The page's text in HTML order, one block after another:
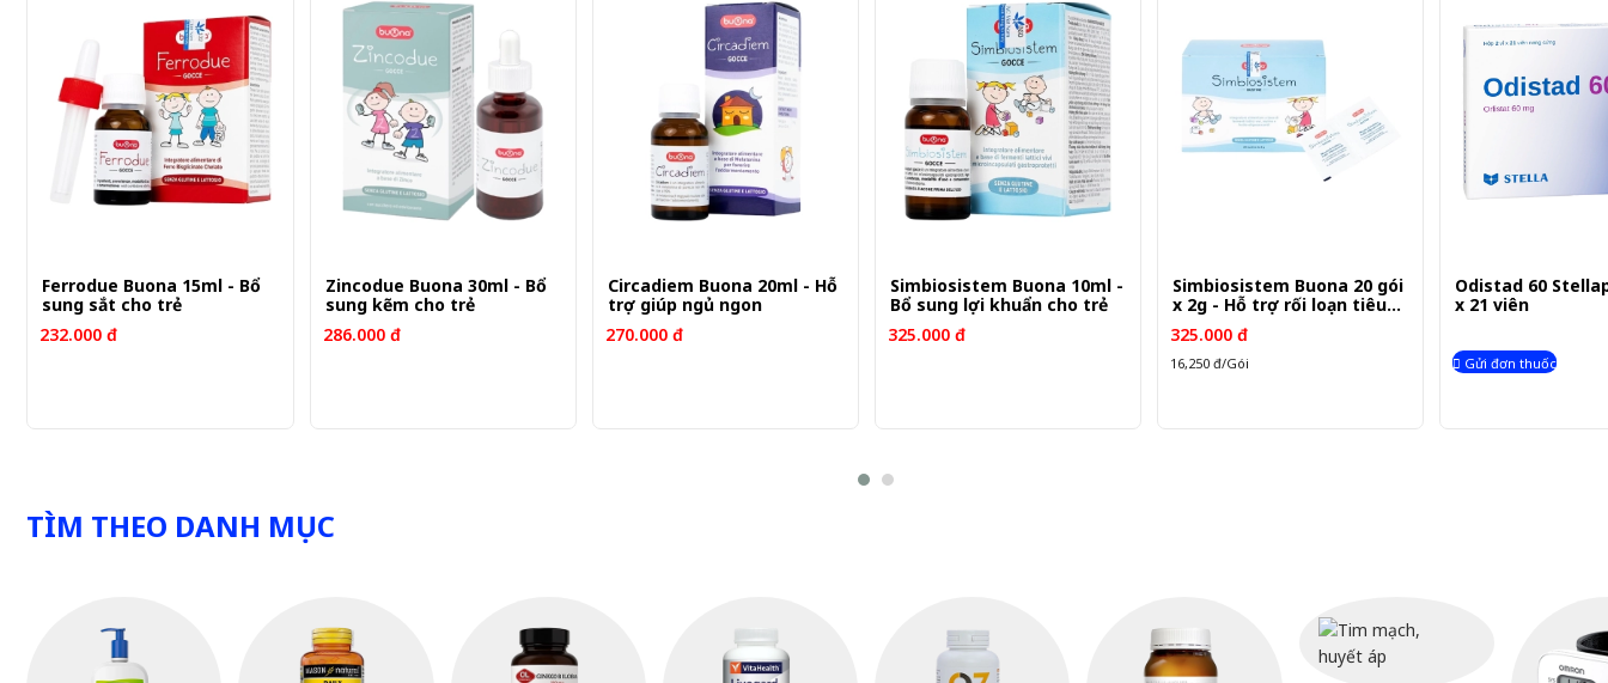
Ferrodue Buona 15ml - Bổ
sung sắt cho trẻ
232.000 đ
Zincodue Buona 30ml - Bổ
sung kẽm cho trẻ
286.000 đ
Circadiem Buona 20ml - Hỗ
trợ giúp ngủ ngon
270.000 đ
Simbiosistem Buona 10ml -
Bổ sung lợi khuẩn cho trẻ
325.000 đ
Simbiosistem Buona 20 gói
x 2g - Hỗ trợ rối loạn tiêu
hóa
325.000 đ
16,250 đ/Gói
Odistad 60
x 21 viên
Gửi đơn thuốc
TÌM THEO DANH MỤC